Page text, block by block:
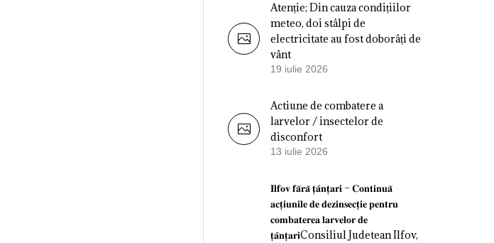
Atenție; Din cauza condițiilor
meteo, doi stâlpi de
electricitate au fost doborâți de
vânt
19 iulie 2026
Actiune de combatere a
larvelor / insectelor de
disconfort
13 iulie 2026
𝐈𝐥𝐟𝐨𝐯 𝐟𝐚̆𝐫𝐚̆ 𝐭̦𝐚̂𝐧𝐭̦𝐚𝐫𝐢 – 𝐂𝐨𝐧𝐭𝐢𝐧𝐮𝐚̆
𝐚𝐜𝐭̦𝐢𝐮𝐧𝐢𝐥𝐞 𝐝𝐞 𝐝𝐞𝐳𝐢𝐧𝐬𝐞𝐜𝐭̦𝐢𝐞 𝐩𝐞𝐧𝐭𝐫𝐮
𝐜𝐨𝐦𝐛𝐚𝐭𝐞𝐫𝐞𝐚 𝐥𝐚𝐫𝐯𝐞𝐥𝐨𝐫 𝐝𝐞
𝐭̦𝐚̂𝐧𝐭̦𝐚𝐫𝐢Consiliul Judetean Ilfov,